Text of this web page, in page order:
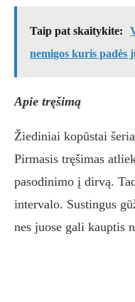
Taip pat skaitykite:
nemigos kuris padės
Apie tręšimą
Žiediniai kopūstai
Pirmasis tręšimas
pasodinimo į dirvą.
intervalo. Sustingus
nes juose gali kauptis